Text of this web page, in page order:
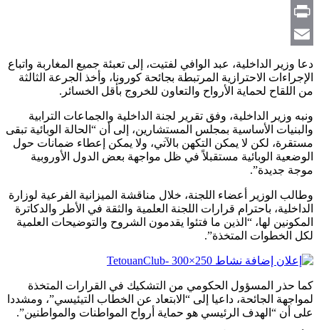
Copy
Link
Print
Email
دعا وزير الداخلية، عبد الوافي لفتيت، إلى تعبئة جميع المغاربة واتباع
الإجراءات الاحترازية المرتبطة بجائحة كورونا، وأخذ الجرعة الثالثة
من اللقاح لحماية الأرواح والتعاون للخروج بأقل الخسائر.
ونبه وزير الداخلية، وفق تقرير لجنة الداخلية والجماعات الترابية
والبنيات الأساسية بمجلس المستشارين، إلى أن “الحالة الوبائية تبقى
مستقرة، لكن لا يمكن التكهن بالآتي، ولا يمكن إعطاء ضمانات حول
الوضعية الوبائية مستقبلاً في ظل مواجهة بعض الدول الأوروبية
موجة جديدة”.
وطالب الوزير أعضاء اللجنة، خلال مناقشة الميزانية الفرعية لوزارة
الداخلية، باحترام قرارات اللجنة العلمية والثقة في الأطر والدكاترة
المكونين لها، “الذين ما فتئوا يقدمون الشروح والتوضيحات العلمية
لكل الخطوات المتخذة”.
كما حذر المسؤول الحكومي من التشكيك في القرارات المتخذة
لمواجهة الجائحة، داعيا إلى “الابتعاد عن الخطاب التيئيسي”، ومشددا
على أن “الهدف الرئيسي هو حماية أرواح المواطنات والمواطنين”.